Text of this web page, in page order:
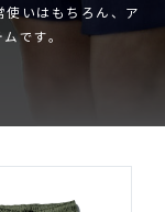
いはもちろん、ア
です。